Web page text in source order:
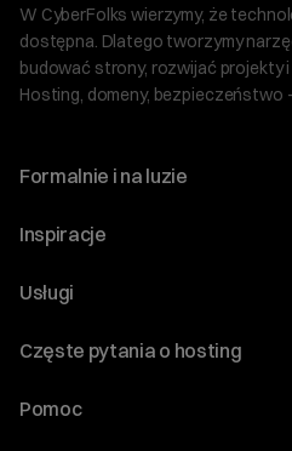
W CyberFolks wierzymy, że
dostępna. Dlatego tworzymy
budować strony, rozwijać projekty
Hosting, domeny,
Formalnie i na luzie
O nas
Program Korzyści dla Inwestorów
Regulaminy i specyfikacje
Inspiracje
Blog
WordPress
Audyt stron
Usługi
Domeny
Częste pytania o hosting
Jak przenieść stronę?
Pomoc